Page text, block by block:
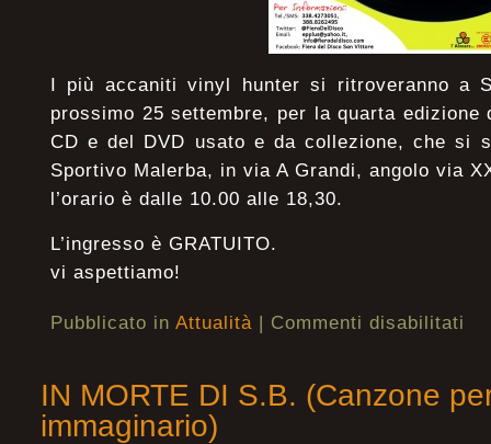
I più accaniti vinyl hunter si ritroveranno a
prossimo 25 settembre, per la quarta
CD e del DVD usato e da collezione, che si
Sportivo Malerba, in via A Grandi, angolo via
l’orario è dalle 10.00 alle 18,30.
L’ingresso è GRATUITO.
vi aspettiamo!
Pubblicato in Attualità | Commenti disabilitati
IN MORTE DI S.B. (Canzone
immaginario)